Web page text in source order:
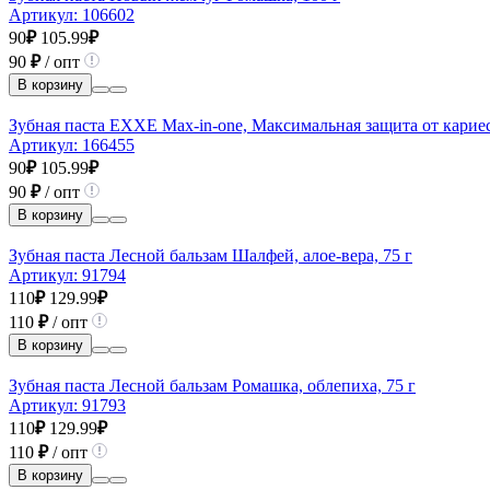
Артикул: 106602
90₽ 105.99₽
90 ₽/ опт
В корзину
Зубная паста EXXE Max-in-onе, Максимальная защита от
Артикул: 166455
90₽ 105.99₽
90 ₽/ опт
В корзину
Зубная паста Лесной бальзам Шалфей, алое-вера, 75 г
Артикул: 91794
110₽ 129.99₽
110 ₽/ опт
В корзину
Зубная паста Лесной бальзам Ромашка, облепиха, 75 г
Артикул: 91793
110₽ 129.99₽
110 ₽/ опт
В корзину